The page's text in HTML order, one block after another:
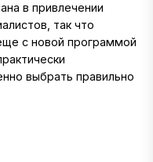
в привлечении
так что
с новой программой
выбрать правильно